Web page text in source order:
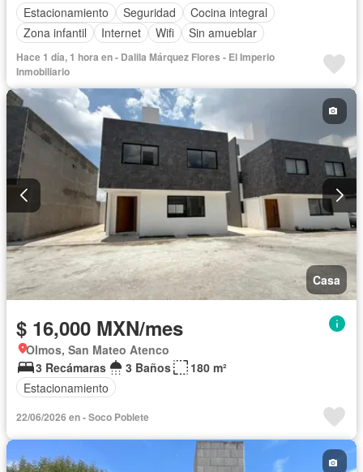
Estacionamiento
Seguridad
Cocina integral
Zona infantil
Internet Wifi Sin amueblar
Hace 1 día, 1 hora en - Dalila Márquez Flores - El Imperio
Inmobiliario
Casa
$ 16,000 MXN/mes
Olmos, San Mateo Atenco
3 Recámaras
3 Baños
180 m²
Estacionamiento
22/06/2026 en - Soco Poblete